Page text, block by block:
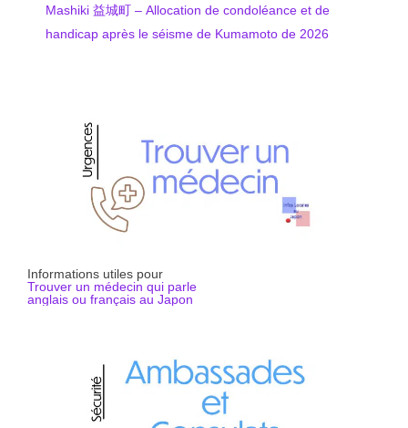
Mashiki 益城町 – Allocation de condoléance et de
handicap après le séisme de Kumamoto de 2026
Informations utiles pour
Trouver un médecin qui parle
anglais ou français au Japon